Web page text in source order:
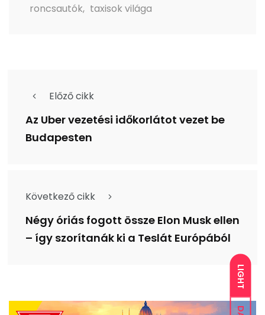
LIGHT
roncsautók, taxisok világa
Előző cikk
Az Uber vezetési időkorlátot vezet be
Budapesten
Következő cikk
Négy óriás fogott össze Elon Musk ellen
– így szorítanák ki a Teslát Európából